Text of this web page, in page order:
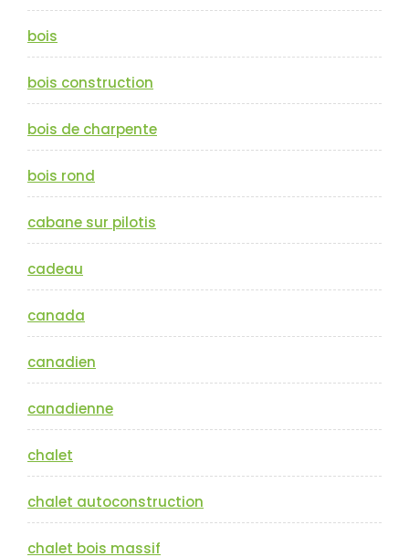
bois
bois construction
bois de charpente
bois rond
cabane sur pilotis
cadeau
canada
canadien
canadienne
chalet
chalet autoconstruction
chalet bois massif